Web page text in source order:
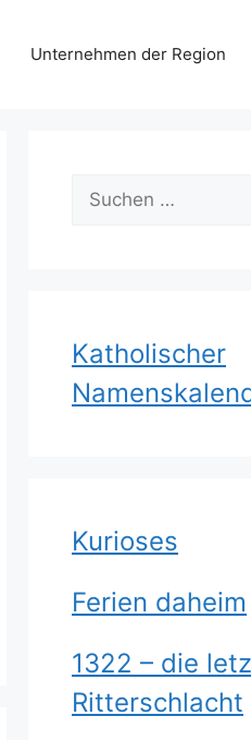
Unternehmen der Region
Suchen
nach:
Katholischer
Kurioses
Ferien daheim
1322 – die
Ritterschlacht